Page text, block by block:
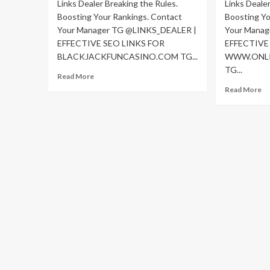
|
HTTPS://T.ME/LINKS_DEALER
|
Links Dealer Breaking the Rules.
Boosting Your Rankings. Contact
Your Manager TG @LINKS_DEALER |
EFFECTIVE SEO LINKS FOR
BLACKJACKFUNCASINO.COM TG...
Read MoreRead
Links
Boosting
Your
TG...
Read More